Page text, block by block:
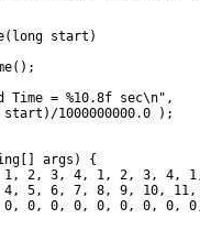
start)
Time = %10.8f sec\n",
1000000000.0 );
args) {
2, 3, 4, 1, 2, 3, 4,
5, 6, 7, 8, 9, 10,
0, 0, 0, 0, 0, 0, 0,